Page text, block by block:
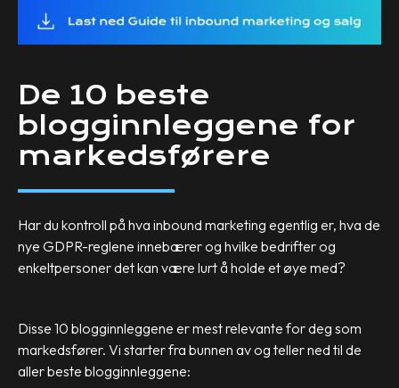
De 10 beste
blogginnleggene for
markedsførere
Har du kontroll på hva inbound marketing egentlig er, hva de
nye GDPR-reglene innebærer og hvilke bedrifter og
enkeltpersoner det kan være lurt å holde et øye med?
Disse 10 blogginnleggene er mest relevante for deg som
markedsfører. Vi starter fra bunnen av og teller ned til de
aller beste blogginnleggene: